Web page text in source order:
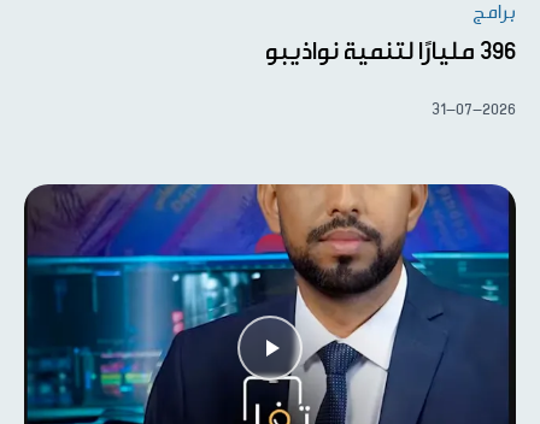
برامج
396 مليارًا لتنمية نواذيبو
31-07-2026